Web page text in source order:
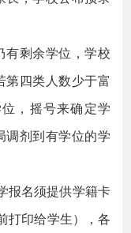
剩余学位，学校
四类人数少于富
，摇号来确定学
调剂到有学位的学
名须提供学籍卡
打印给学生），各